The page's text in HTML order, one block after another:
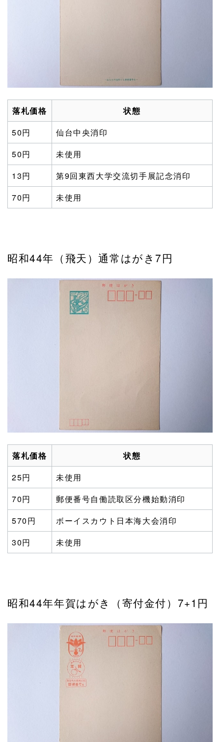
落札価格
状態
50円
仙台中央消印
50円
未使用
13円
第9回東西大学交流切手展記念消印
70円
未使用
昭和44年（飛天）通常はがき7円
落札価格
状態
25円
未使用
70円
郵便番号自働読取区分機始動消印
570円
ボーイスカウト日本海大会消印
30円
未使用
昭和44年年賀はがき（寄付金付）7+1円